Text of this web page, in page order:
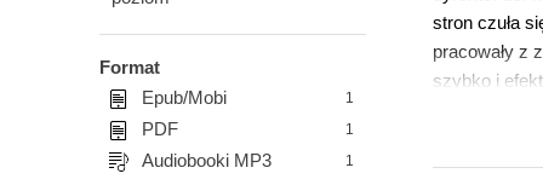
Format
Epub/Mobi
1
PDF 1
Audiobooki MP3 1
stron czuła
pracowały z
szybko i